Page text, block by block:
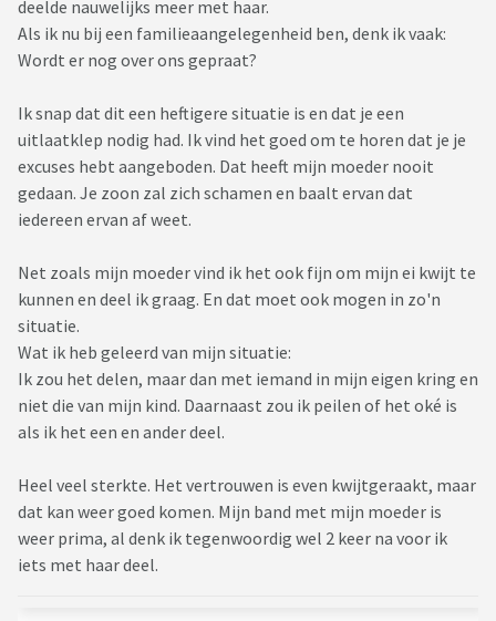
deelde nauwelijks meer met haar.
Als ik nu bij een familieaangelegenheid ben, denk ik vaak:
Wordt er nog over ons gepraat?
Ik snap dat dit een heftigere situatie is en dat je een
uitlaatklep nodig had. Ik vind het goed om te horen dat je je
excuses hebt aangeboden. Dat heeft mijn moeder nooit
gedaan. Je zoon zal zich schamen en baalt ervan dat
iedereen ervan af weet.
Net zoals mijn moeder vind ik het ook fijn om mijn ei kwijt te
kunnen en deel ik graag. En dat moet ook mogen in zo'n
situatie.
Wat ik heb geleerd van mijn situatie:
Ik zou het delen, maar dan met iemand in mijn eigen kring en
niet die van mijn kind. Daarnaast zou ik peilen of het oké is
als ik het een en ander deel.
Heel veel sterkte. Het vertrouwen is even kwijtgeraakt, maar
dat kan weer goed komen. Mijn band met mijn moeder is
weer prima, al denk ik tegenwoordig wel 2 keer na voor ik
iets met haar deel.